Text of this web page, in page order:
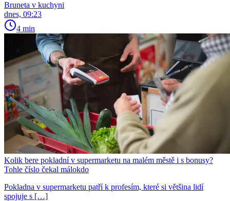
Bruneta v kuchyni
dnes, 09:23
4 min
Kolik bere pokladní v supermarketu na malém městě i s bonusy?
Tohle číslo čekal málokdo
Pokladna v supermarketu patří k profesím, které si většina lidí
spojuje s […]